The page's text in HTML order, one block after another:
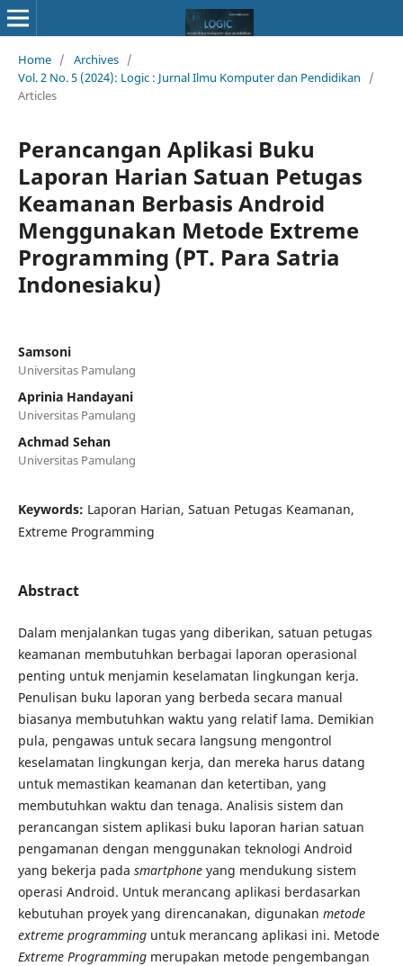
Home / Archives /
Vol. 2 No. 5 (2024): Logic : Jurnal Ilmu Komputer dan Pendidikan
/
Articles
Perancangan Aplikasi Buku
Laporan Harian Satuan Petugas
Keamanan Berbasis Android
Menggunakan Metode Extreme
Programming (PT. Para Satria
Indonesiaku)
Samsoni
Universitas Pamulang
Aprinia Handayani
Universitas Pamulang
Achmad Sehan
Universitas Pamulang
Keywords: Laporan Harian, Satuan Petugas Keamanan,
Extreme Programming
Abstract
Dalam menjalankan tugas yang diberikan, satuan petugas
keamanan membutuhkan berbagai laporan operasional
penting untuk menjamin keselamatan lingkungan kerja.
Penulisan buku laporan yang berbeda secara manual
biasanya membutuhkan waktu yang relatif lama. Demikian
pula, pengawas untuk secara langsung mengontrol
keselamatan lingkungan kerja, dan mereka harus datang
untuk memastikan keamanan dan ketertiban, yang
membutuhkan waktu dan tenaga. Analisis sistem dan
perancangan sistem aplikasi buku laporan harian satuan
pengamanan dengan menggunakan teknologi Android
yang bekerja pada smartphone yang mendukung sistem
operasi Android. Untuk merancang aplikasi berdasarkan
kebutuhan proyek yang direncanakan, digunakan metode
extreme programming untuk merancang aplikasi ini. Metode
Extreme Programming merupakan metode pengembangan